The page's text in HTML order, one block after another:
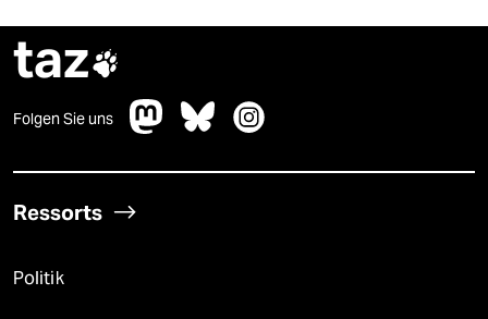
taz
Folgen Sie uns
Ressorts
Politik